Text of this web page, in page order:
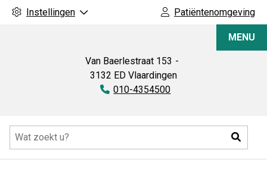
Instellingen Patiëntenomgeving
Van Baerlestraat 153
3132 ED Vlaardingen
Tel:
010-4354500
MENU